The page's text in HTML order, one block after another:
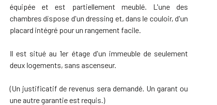
équipée et est partiellement meublé. L'une des
chambres dispose d'un dressing et, dans le couloir, d'un
placard intégré pour un rangement facile.
Il est situé au 1er étage d'un immeuble de seulement
deux logements, sans ascenseur.
(Un justificatif de revenus sera demandé. Un garant ou
une autre garantie est requis.)